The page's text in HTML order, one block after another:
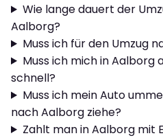
Wie lange dauert der
Aalborg?
Muss ich für den Umzug
Muss ich mich in Aalborg
schnell?
Muss ich mein Auto
nach Aalborg ziehe?
Zahlt man in Aalborg mit